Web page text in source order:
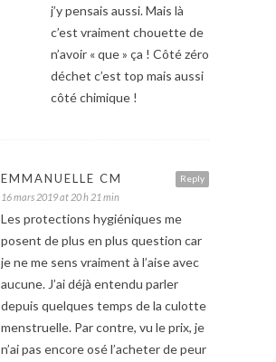
j’y pensais aussi. Mais là
c’est vraiment chouette de
n’avoir « que » ça ! Côté zéro
déchet c’est top mais aussi
côté chimique !
Reply
EMMANUELLE CM
16 mars 2019 at 20 h 21 min
Les protections hygiéniques me
posent de plus en plus question car
je ne me sens vraiment à l’aise avec
aucune. J’ai déjà entendu parler
depuis quelques temps de la culotte
menstruelle. Par contre, vu le prix, je
n’ai pas encore osé l’acheter de peur